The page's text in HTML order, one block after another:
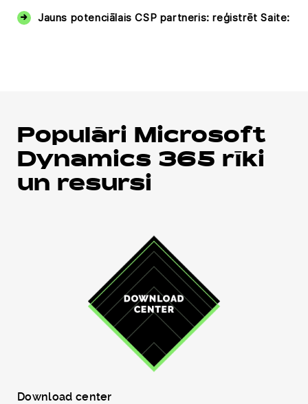
Jauns potenciālais CSP partneris: reģistrēt Saite:
Populāri Microsoft
Dynamics 365 rīki
un resursi
Download center